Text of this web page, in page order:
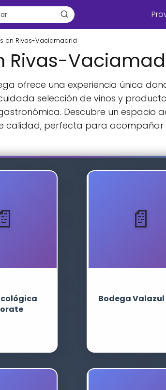
en Rivas-Vaciamadrid
Rivas-
ofrece una experiencia única
selección de vinos y
Descubre un espacio
perfecta para acompañar
Bodega Valazul